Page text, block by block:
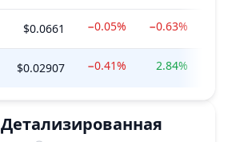
$0.0661 −0.05% −0.63%
$0.02907 −0.41% 2.84%
Детализированная